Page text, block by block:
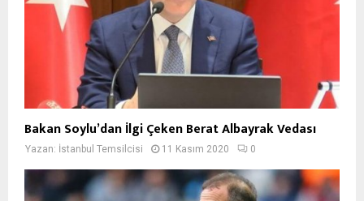
Bakan Soylu’dan İlgi Çeken Berat Albayrak Vedası
Yazan: İstanbul Temsilcisi 11 Kasım 2020 0